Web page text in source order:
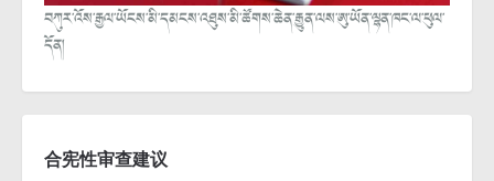
བཀུར་འོས་རྒྱལ་ཡོངས་མི་དམངས་འཐུས་མི་ཚོགས་ཆེན་རྒྱུན་ལས་ཨུ་ཡོན་ལྷན་ཁང་ལ་ཕུལ་
དོན།
合宪性审查建议